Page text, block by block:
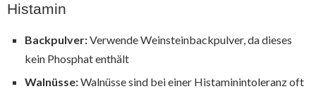
Histamin
Backpulver:Verwende Weinsteinbackpulver, da dieses
kein Phosphat enthält
Walnüsse:Walnüsse sind bei einer Histaminintoleranz oft